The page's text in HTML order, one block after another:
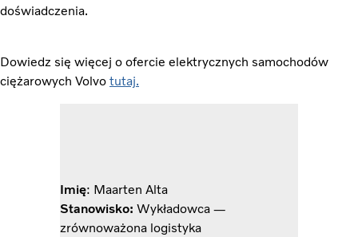
doświadczenia.
Dowiedz się więcej o ofercie elektrycznych samochodów
ciężarowych Volvo tutaj.
Imię: Maarten Alta
Stanowisko: Wykładowca —
zrównoważona logistyka